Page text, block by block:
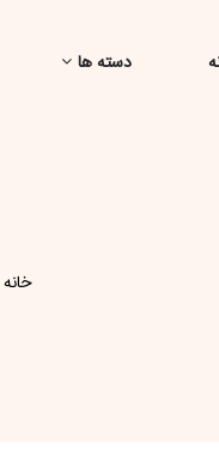
دسته ها
خانه